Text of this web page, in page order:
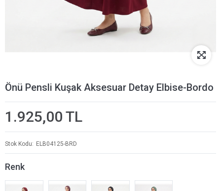
Önü Pensli Kuşak Aksesuar Detay Elbise-Bordo
1.925,00 TL
Stok Kodu ELB04125-BRD
Renk